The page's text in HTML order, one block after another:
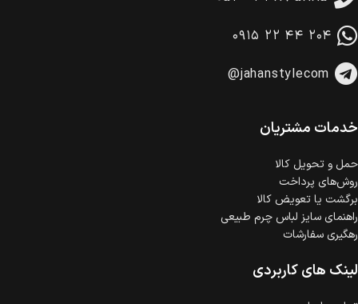
در هنگام خرید محصول، امکان انتخاب پرداخت در محل
وجود دارد.
خرید اقساطی با شرایط آسان و بدون ضامن امکان‌پذیر
است.
گارانتی معتبر برای تمامی محصولات ارائه می‌شود.
۰۹۱۵ ۲۲ ۴۴ ۲۰۴
@jahanstylecom
خدمات مشتریان
حمل‌ و تحویل کالا
روش‌های پرداخت
برگشت یا تعویض کالا
راهنمای سایز لباس چرم طبیعی
رهگیری سفارشات
لینک های کاربردی